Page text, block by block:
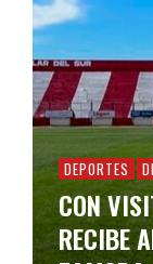
DEPORTES
CON
RECIBE